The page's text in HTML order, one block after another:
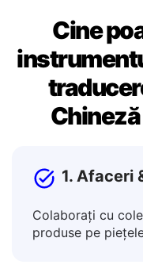
Cine
1. Afaceri